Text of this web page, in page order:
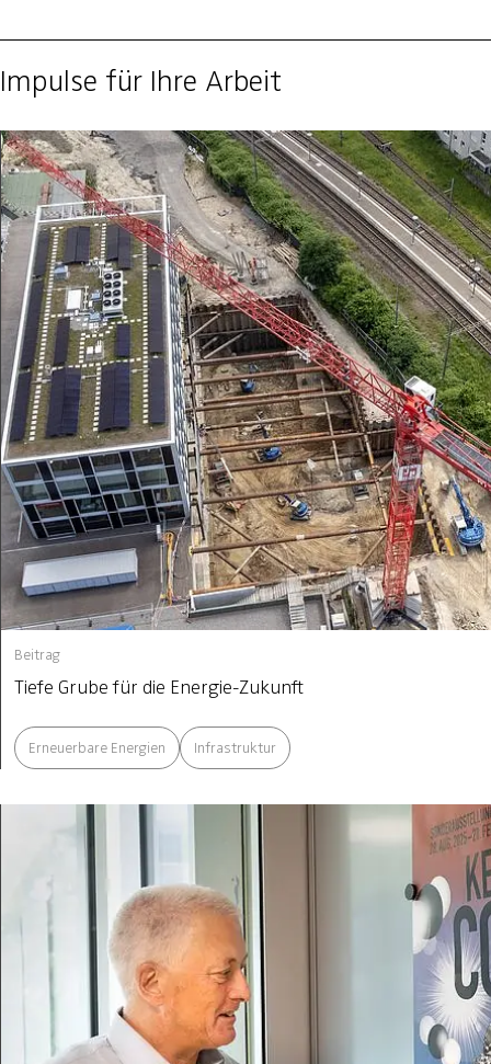
Impulse für Ihre Arbeit
Beitrag
Tiefe Grube für die Energie-Zukunft
Erneuerbare Energien Infrastruktur